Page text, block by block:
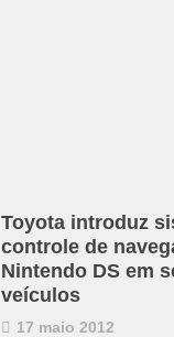
Toyota introduz
controle de
Nintendo DS em
veículos
17 maio 2012